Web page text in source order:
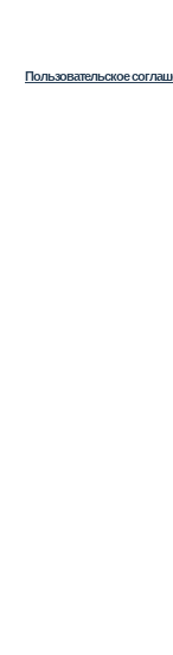
Пользовательское